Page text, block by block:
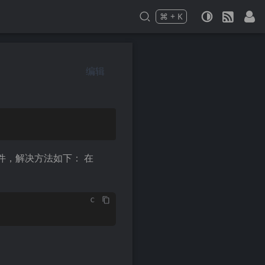
Press
⌘ +
and K
to search
编辑
，解决方法如下： 在
c